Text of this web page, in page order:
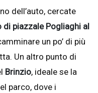
dell’auto, cercate
piazzale Pogliaghi al
un po’ di più
Un altro punto di
Brinzio, ideale se la
parco, dove i